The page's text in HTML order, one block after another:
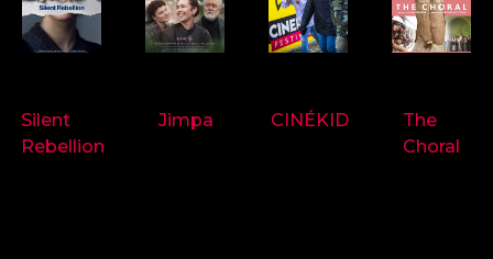
Silent
Rebellion
Jimpa CINÉKID
The
Choral